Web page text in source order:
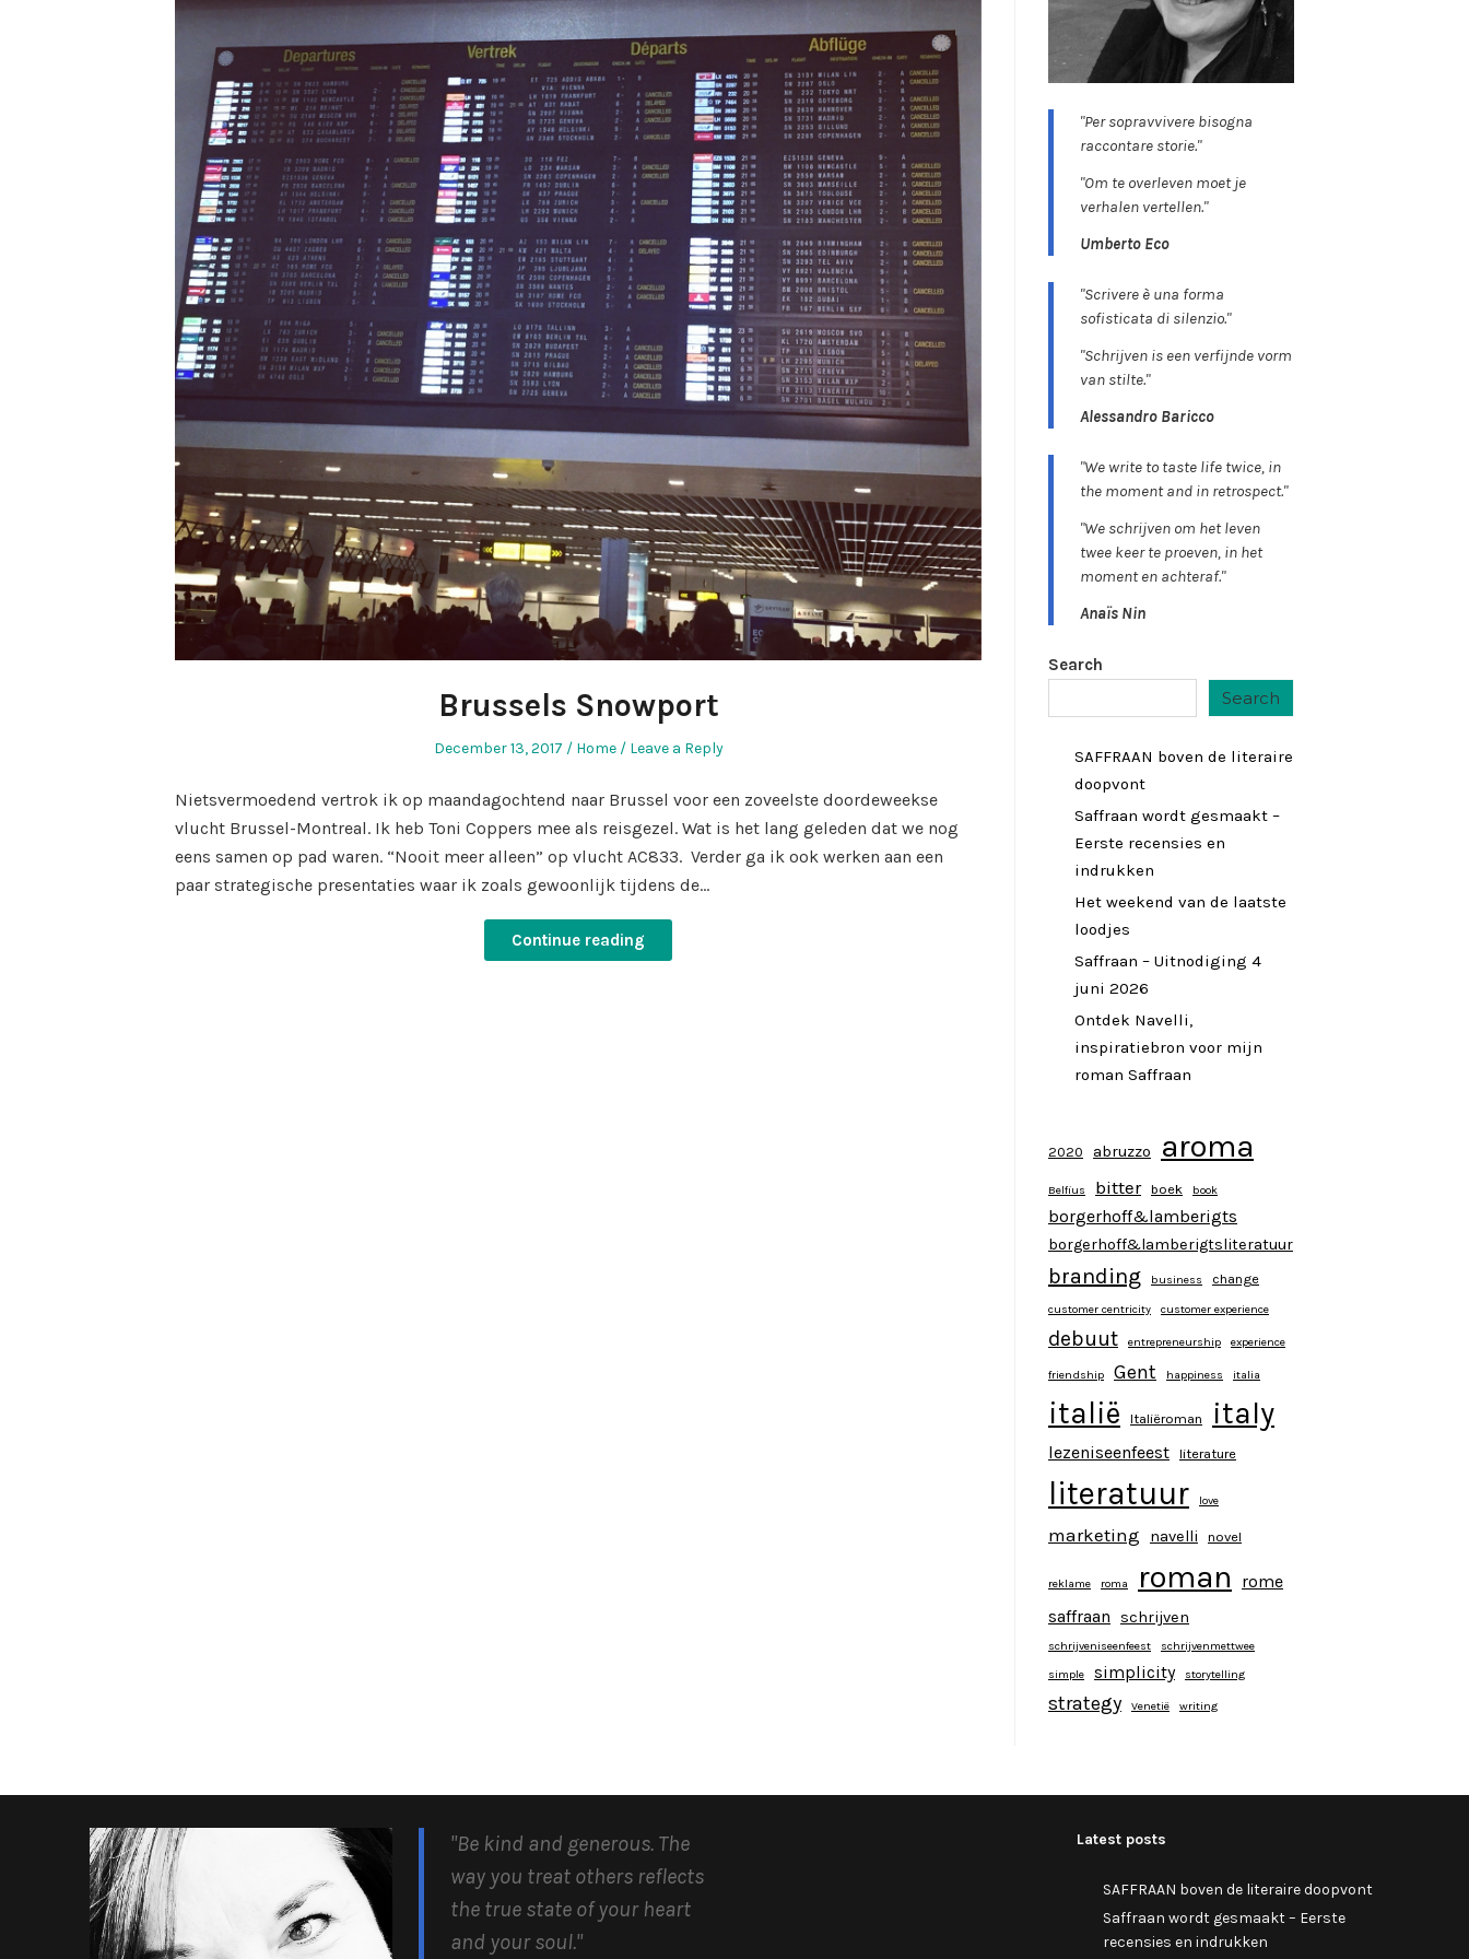
Brussels Snowport
Posted
December 13, 2017
Posted
Home Leave a Reply
Nietsvermoedend vertrok ik op maandagochtend naar Brussel voor een zoveelste doordeweekse
vlucht Brussel-Montreal. Ik heb Toni Coppers mee als reisgezel. Wat is het lang geleden dat we nog
eens samen op pad waren. “Nooit meer alleen” op vlucht AC833. Verder ga ik ook werken aan een
paar strategische presentaties waar ik zoals gewoonlijk tijdens de…
Continue reading
"Per sopravvivere bisogna
raccontare storie."
"Om te overleven moet je
verhalen vertellen."
Umberto Eco
"Scrivere è una forma
sofisticata di silenzio."
"Schrijven is een verfijnde vorm
van stilte."
Alessandro Baricco
"We write to taste life twice, in
the moment and in retrospect."
"We schrijven om het leven
twee keer te proeven, in het
moment en achteraf."
Anaïs Nin
Search
Search
SAFFRAAN boven de literaire
doopvont
Saffraan wordt gesmaakt –
Eerste recensies en
indrukken
Het weekend van de laatste
loodjes
Saffraan – Uitnodiging 4
juni 2026
Ontdek Navelli,
inspiratiebron voor mijn
roman Saffraan
2020 abruzzo aroma
Belfius bitter boek book
borgerhoff&lamberigts
borgerhoff&lamberigtsliteratuur
branding business change
customer centricity customer experience
debuut entrepreneurship experience
friendship Gent happiness italia
italië Italiëroman italy
lezeniseenfeest literature
literatuur love
marketing navelli novel
reklame roma roman
rome
saffraan
schrijven
schrijveniseenfeest
schrijvenmettwee
simple
simplicity storytelling
strategy Venetië writing
"Be kind and generous. The
way you treat others reflects
the true state of your heart
and your soul."
Latest posts
SAFFRAAN boven de literaire doopvont
Saffraan wordt gesmaakt – Eerste
recensies en indrukken